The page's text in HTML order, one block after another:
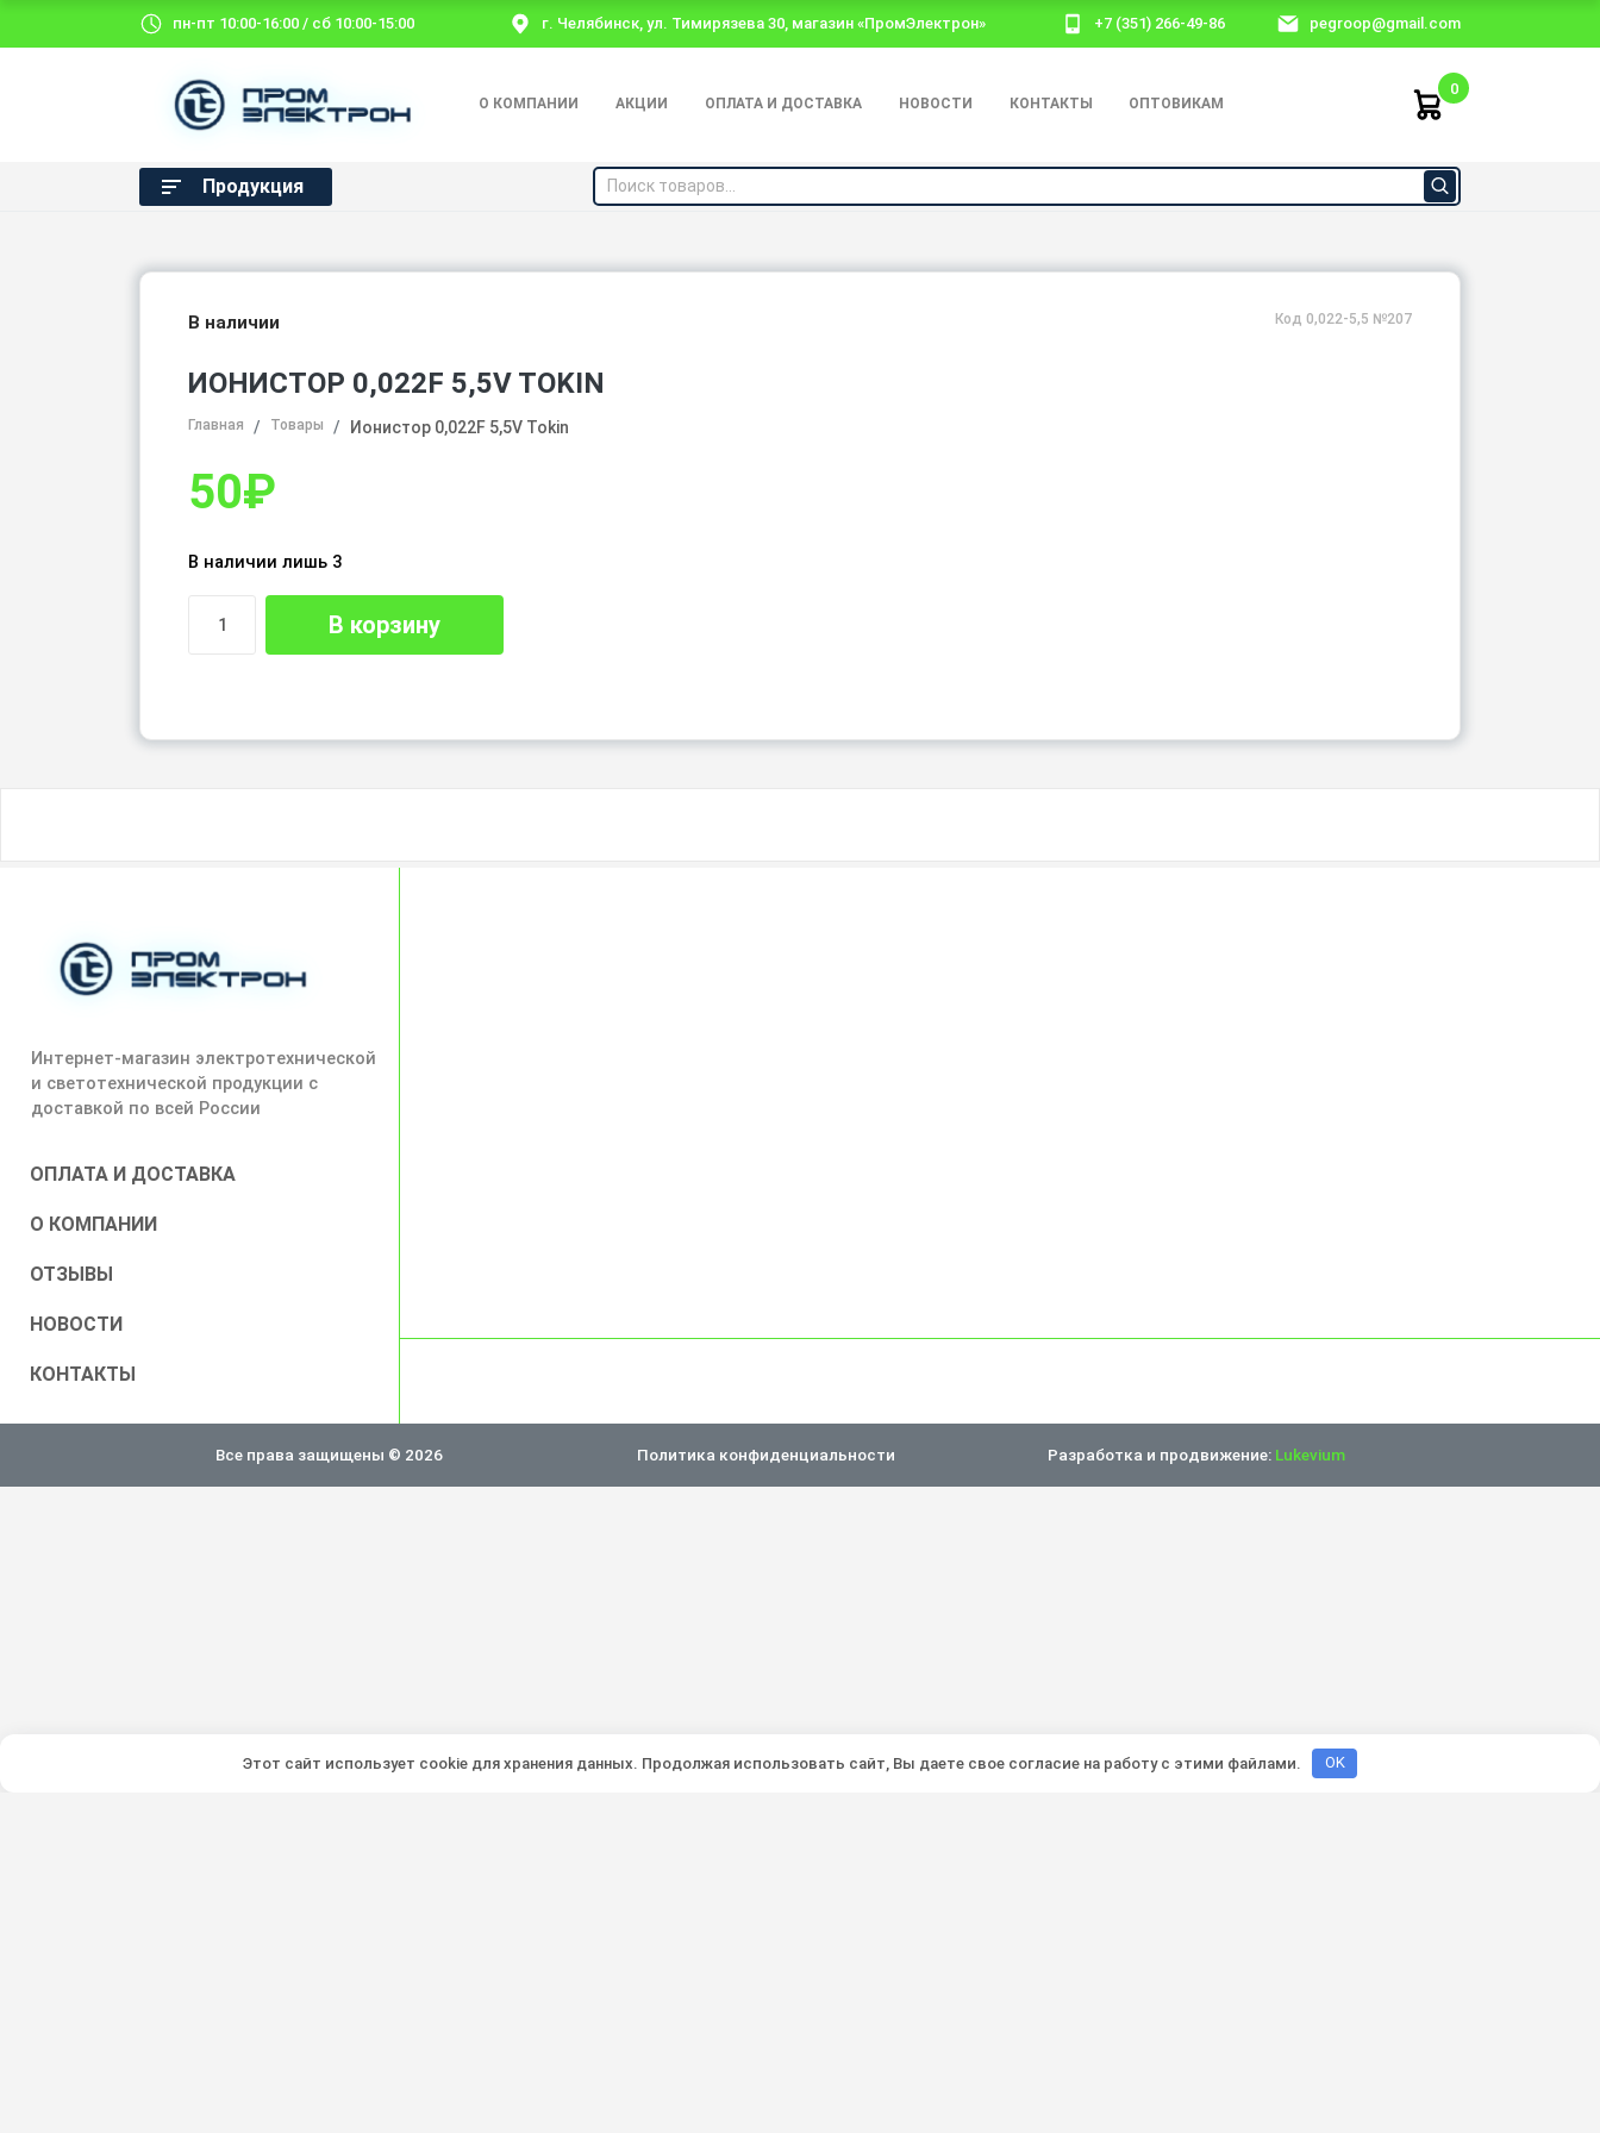
пн-пт 10:00-16:00 / сб 10:00-15:00 г. Челябинск, ул. Тимирязева 30, магазин «ПромЭлектрон» +7 (351) 266-49-86 pegroop@gmail.com
О КОМПАНИИ АКЦИИ ОПЛАТА И ДОСТАВКА НОВОСТИ КОНТАКТЫ ОПТОВИКАМ
0
Продукция
В наличии Код 0,022-5,5 №207
ИОНИСТОР 0,022F 5,5V TOKIN
Главная Товары Ионистор 0,022F 5,5V Tokin
50₽
В наличии лишь 3
В корзину
Интернет-магазин электротехнической
и светотехнической продукции с
доставкой по всей России
ОПЛАТА И ДОСТАВКА
О КОМПАНИИ
ОТЗЫВЫ
НОВОСТИ
КОНТАКТЫ
Все права защищены © 2026 Политика конфиденциальности Разработка и продвижение: Lukevium
Этот сайт использует cookie для хранения данных. Продолжая использовать сайт, Вы даете свое согласие на работу с этими файлами. OK